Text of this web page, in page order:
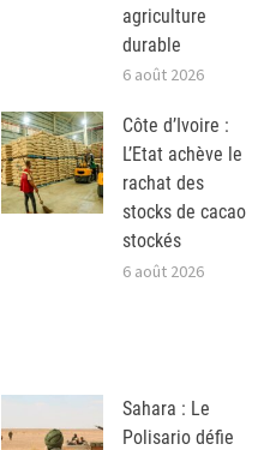
agriculture
durable
6 août 2026
Côte d’Ivoire :
L’Etat achève le
rachat des
stocks de cacao
stockés
6 août 2026
Sahara : Le
Polisario défie